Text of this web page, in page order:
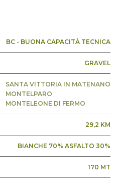
BC - BUONA CAPACITÀ TECNICA
GRAVEL
SANTA VITTORIA IN MATENANO
MONTELPARO
MONTELEONE DI FERMO
29,2 KM
BIANCHE 70% ASFALTO 30%
170 MT